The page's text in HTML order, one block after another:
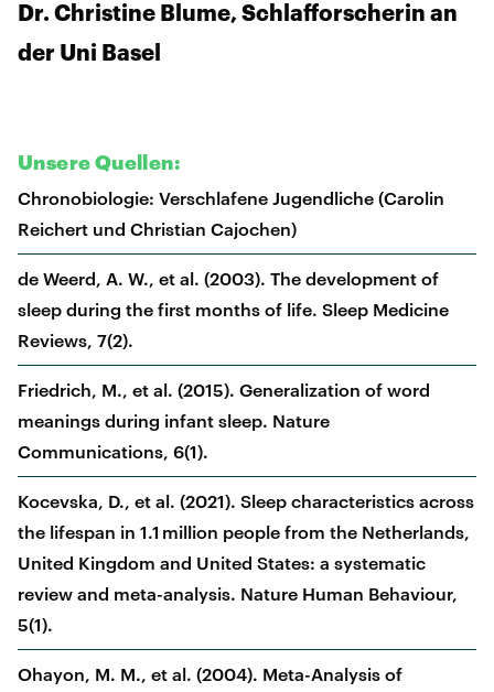
Dr. Christine Blume, Schlafforscherin an
der Uni Basel
Unsere Quellen:
Chronobiologie: Verschlafene Jugendliche (Carolin
Reichert und Christian Cajochen)
de Weerd, A. W., et al. (2003). The development of
sleep during the first months of life. Sleep Medicine
Reviews, 7(2).
Friedrich, M., et al. (2015). Generalization of word
meanings during infant sleep. Nature
Communications, 6(1).
Kocevska, D., et al. (2021). Sleep characteristics across
the lifespan in 1.1 million people from the Netherlands,
United Kingdom and United States: a systematic
review and meta-analysis. Nature Human Behaviour,
5(1).
Ohayon, M. M., et al. (2004). Meta-Analysis of